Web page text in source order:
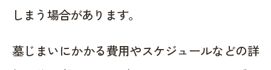
しまう場合があります。
墓じまいにかかる費用やスケジュールなどの詳